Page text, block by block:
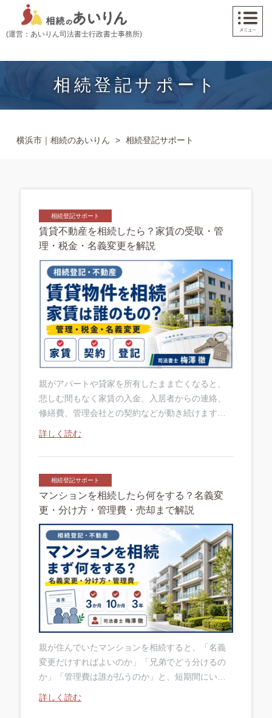
(運営：あいりん司法書士行政書士事務所)
相続登記サポート
横浜市｜相続のあいりん > 相続登記サポート
相続登記サポート
賃貸不動産を相続したら？家賃の受取・管
理・税金・名義変更を解説
親がアパートや貸家を所有したまま亡くなると、
悲しむ間もなく家賃の入金、入居者からの連絡、
修繕費、管理会社との契約などが動き続けます。
「遺産分割が終わるまで家賃は誰が受け取るの
多....
詳しく読む
相続登記サポート
マンションを相続したら何をする？名義変
更・分け方・管理費・売却まで解説
親が住んでいたマンションを相続すると、「名義
変更だけすればよいのか」「兄弟でどう分けるの
か」「管理費は誰が払うのか」と、短期間にいく
つもの判断が必要になります。 マンションを相続
詳しく読む